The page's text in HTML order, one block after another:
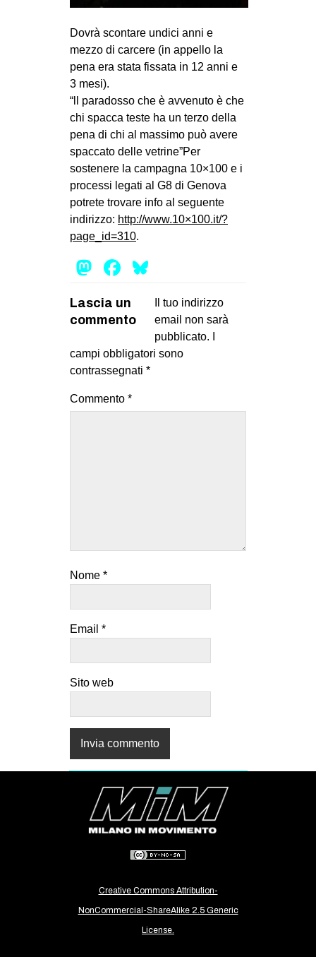
Dovrà scontare undici anni e
mezzo di carcere (in appello la
pena era stata fissata in 12 anni e
3 mesi).
“ll paradosso che è avvenuto è che
chi spacca teste ha un terzo della
pena di chi al massimo può avere
spaccato delle vetrine”Per
sostenere la campagna 10×100 e i
processi legati al G8 di Genova
potrete trovare info al seguente
indirizzo: http://www.10×100.it/?
page_id=310.
Mastodon
Facebook
Lascia un
commento
Il tuo indirizzo
email non sarà
pubblicato.
campi obbligatori sono
contrassegnati *
Commento *
Nome *
Email *
Sito web
Creative Commons Attribution-
NonCommercial-ShareAlike 2.5 Generic
License.